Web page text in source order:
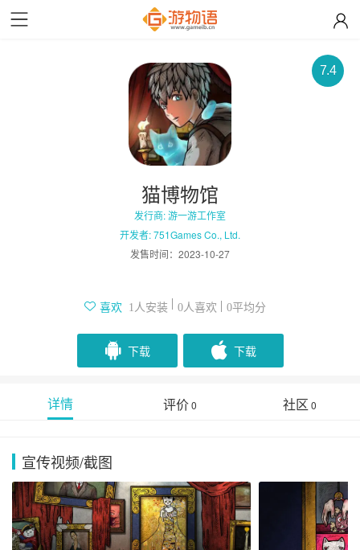
7.4
猫博物馆
发行商: 游一游工作室
开发者: 751Games Co., Ltd.
发售时间： 2023-10-27
喜欢 1 人安装 0人喜欢 0平均分
下载 下载
详情 评价0 社区 0
宣传视频/截图